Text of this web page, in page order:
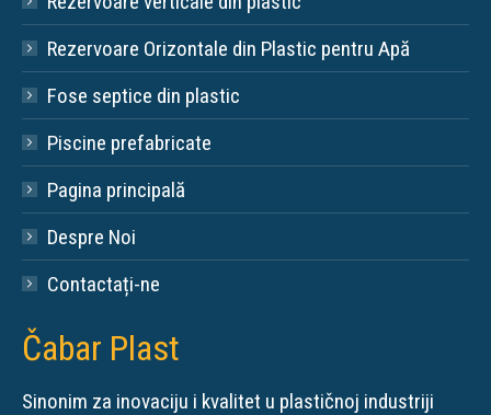
Rezervoare Orizontale din Plastic pentru Apă
Fose septice din plastic
Piscine prefabricate
Pagina principală
Despre Noi
Contactați-ne
Čabar Plast
Sinonim za inovaciju i kvalitet u plastičnoj industriji